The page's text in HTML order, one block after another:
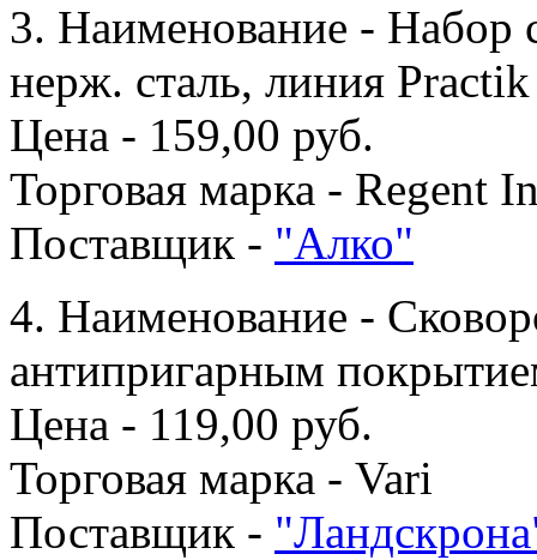
3. Наименование - Набор
нерж. сталь, линия Practik
Цена - 159,00 руб.
Торговая марка - Regent
Поставщик - "Алко"
4. Наименование -
антипригарным
Цена - 119,00 руб.
Торговая марка - Vari
Поставщик -